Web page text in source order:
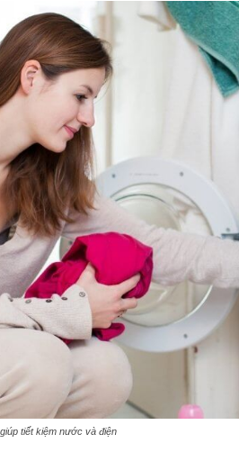
tiết kiệm nước và điện